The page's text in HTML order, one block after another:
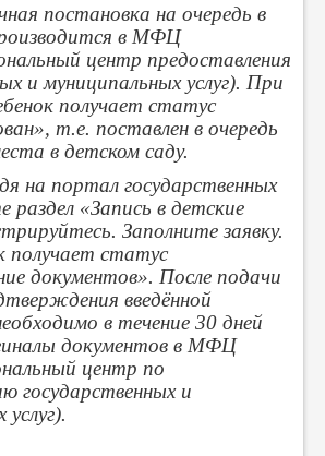
постановка на очередь в
в МФЦ
центр предоставления
и муниципальных услуг). При
получает статус
т.е. поставлен в очередь
в детском саду.
на портал государственных
раздел «Запись в детские
Заполните заявку.
получает статус
документов». После подачи
введённой
в течение 30 дней
документов в МФЦ
центр по
государственных и